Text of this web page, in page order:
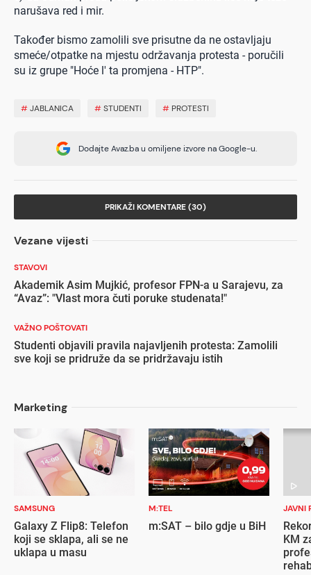
narušava red i mir.
Također bismo zamolili sve prisutne da ne ostavljaju
smeće/otpatke na mjestu održavanja protesta - poručili
su iz grupe "Hoće l' ta promjena - HTP".
#JABLANICA #STUDENTI # PROTESTI
Dodajte Avaz.ba u omiljene izvore na Google-u.
PRIKAŽI KOMENTARE (30)
Vezane vijesti
STAVOVI
Akademik Asim Mujkić, profesor FPN-a u Sarajevu, za
“Avaz”: "Vlast mora čuti poruke studenata!"
VAŽNO POŠTOVATI
Studenti objavili pravila najavljenih protesta: Zamolili
sve koji se pridruže da se pridržavaju istih
Marketing
SAMSUNG
Galaxy Z Flip8: Telefon
koji se sklapa, ali se ne
uklapa u masu
M:TEL
m:SAT – bilo gdje u BiH
JAVNI
KM